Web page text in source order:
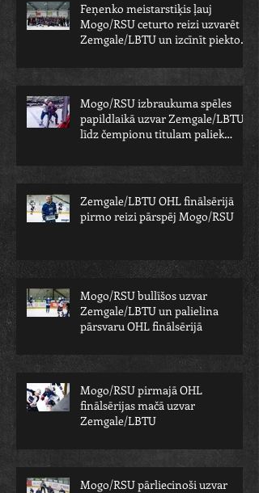
Feņenko meistarstiķis ļauj
Mogo/RSU ceturto reizi uzvarēt
Zemgale/LBTU un izcīnīt piekto
Mogo/RSU izbraukuma spēles
papildlaikā uzvar Zemgale/LBTU -
līdz čempionu titulam paliek
Zemgale/LBTU OHL finālsērijā
pirmo reizi pārspēj Mogo/RSU
Mogo/RSU bullīšos uzvar
Zemgale/LBTU un palielina
pārsvaru OHL finālsērijā
Mogo/RSU pirmajā OHL
finālsērijas mačā uzvar
Zemgale/LBTU
Mogo/RSU pārliecinoši uzvar